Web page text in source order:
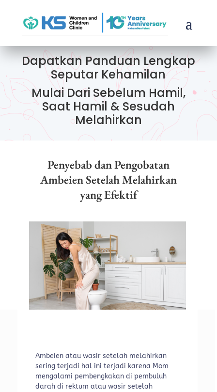
Dapatkan Panduan Lengkap
Seputar Kehamilan
Mulai Dari Sebelum Hamil,
Saat Hamil & Sesudah
Melahirkan
Penyebab dan Pengobatan
Ambeien Setelah Melahirkan
yang Efektif
Ambeien atau wasir setelah melahirkan
sering terjadi hal ini terjadi karena Mom
mengalami pembengkakan di pembuluh
darah di rektum atau wasir setelah